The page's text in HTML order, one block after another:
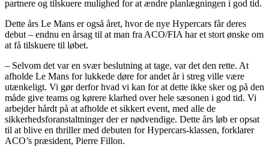
partnere og tilskuere mulighed for at ændre planlægningen i god tid.
Dette års Le Mans er også året, hvor de nye Hypercars får deres
debut – endnu en årsag til at man fra ACO/FIA har et stort ønske om
at få tilskuere til løbet.
– Selvom det var en svær beslutning at tage, var det den rette. At
afholde Le Mans for lukkede døre for andet år i streg ville være
utænkeligt. Vi gør derfor hvad vi kan for at dette ikke sker og på den
måde give teams og kørere klarhed over hele sæsonen i god tid. Vi
arbejder hårdt på at afholde et sikkert event, med alle de
sikkerhedsforanstaltninger der er nødvendige. Dette års løb er opsat
til at blive en thriller med debuten for Hypercars-klassen, forklarer
ACO’s præsident, Pierre Fillon.